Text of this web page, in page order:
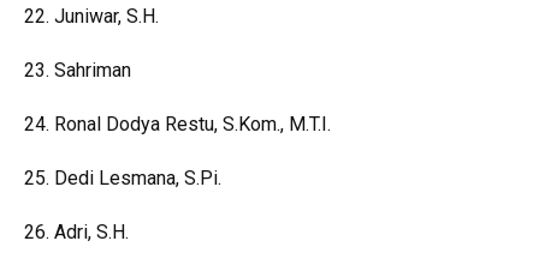
22. Juniwar, S.H.
23. Sahriman
24. Ronal Dodya Restu, S.Kom., M.T.I.
25. Dedi Lesmana, S.Pi.
26. Adri, S.H.